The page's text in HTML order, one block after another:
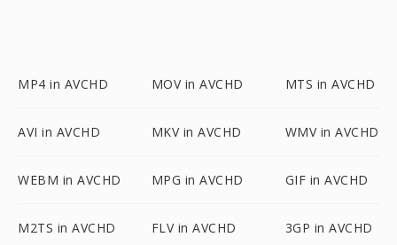
MP4 in AVCHD MOV in AVCHD MTS in AVCHD
AVI in AVCHD MKV in AVCHD WMV in AVCHD
WEBM in AVCHD MPG in AVCHD GIF in AVCHD
M2TS in AVCHD FLV in AVCHD 3GP in AVCHD